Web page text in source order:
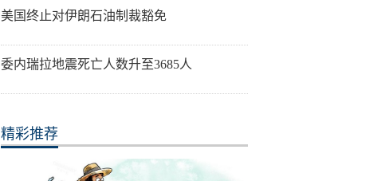
美国终止对伊朗石油制裁豁免
委内瑞拉地震死亡人数升至3685人
精彩推荐